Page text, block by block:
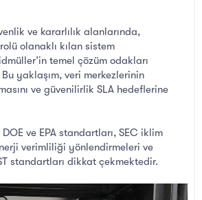
ve kararlılık alanlarında,
olanaklı kılan sistem
temel çözüm odakları
yaklaşım, veri merkezlerinin
ve güvenilirlik SLA hedeflerine
ve EPA standartları, SEC iklim
verimliliği yönlendirmeleri ve
standartları dikkat çekmektedir.